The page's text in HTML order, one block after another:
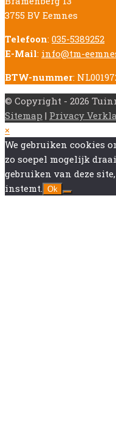
3755 BV Eemnes
Telefoon: 035-5389252
E-Mail: info@tm-
BTW-nummer:
© Copyright - 2026
Sitemap | Privacy
Back
To
Top
×
We gebruiken cookies
zo soepel mogelijk
gebruiken van deze
instemt.
Ok